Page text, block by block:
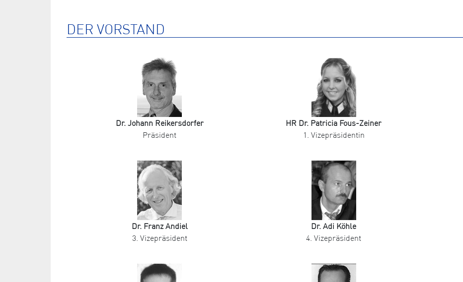
DER VORSTAND
Dr. Johann Reikersdorfer
Präsident
HR Dr. Patricia Fous-Zeiner
1. Vizepräsidentin
Dr. Franz Andiel
3. Vizepräsident
Dr. Adi Köhle
4. Vizepräsident